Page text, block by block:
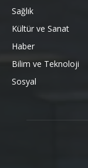
Sağlık
Kültür ve Sanat
Haber
Bilim ve Teknoloji
Sosyal